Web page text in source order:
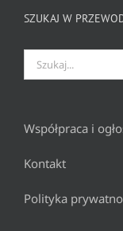
SZUKAJ W
Szukaj
Współpraca i
Kontakt
Polityka